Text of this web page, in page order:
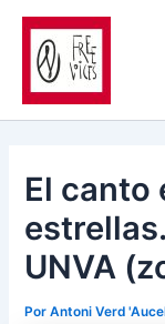
contenido
El canto
UNVA
PorAntoni Verd